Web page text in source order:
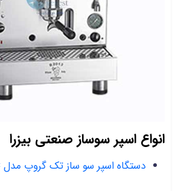
انواع اسپر سوساز صنعتی بیزرا
دستگاه اسپر سو ساز تک گروپ مدل UNIC